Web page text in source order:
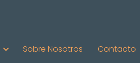
Sobre Nosotros Contacto